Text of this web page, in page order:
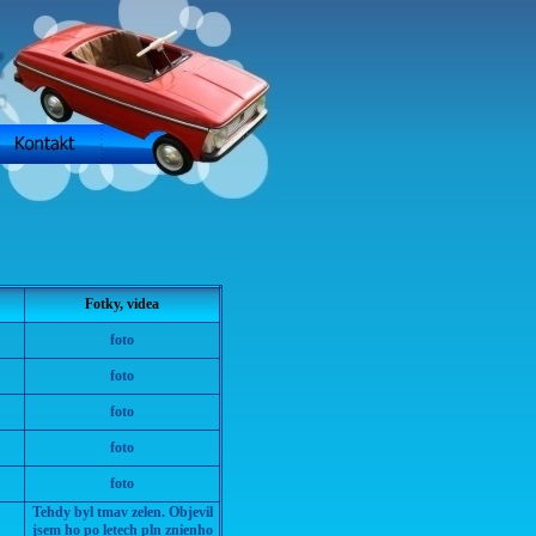
Fotky, videa
foto
foto
foto
foto
foto
Tehdy byl tmav zelen. Objevil
jsem ho po letech pln znienho